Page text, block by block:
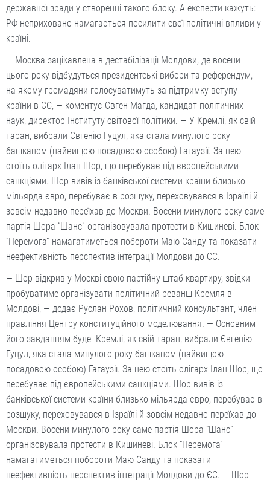
державної зради у створенні такого блоку. А експерти кажуть:
РФ неприховано намагається посилити свої політичні впливи у
країні.
— Москва зацікавлена в дестабілізації Молдови, де восени
цього року відбудуться президентські вибори та референдум,
на якому громадяни голосуватимуть за підтримку вступу
країни в ЄС, — коментує Євген Магда, кандидат політичних
наук, директор Інституту світової політики. — У Кремлі, як свій
таран, вибрали Євгенію Гуцул, яка стала минулого року
башканом (найвищою посадовою особою) Гагаузії. За нею
стоїть олігарх Ілан Шор, що перебуває під європейськими
санкціями. Шор вивів із банківської системи країни близько
мільярда євро, перебуває в розшуку, переховувався в Ізраїлі й
зовсім недавно переїхав до Москви. Восени минулого року саме
партія Шора “Шанс” організовувала протести в Кишиневі. Блок
“Перемога” намагатиметься побороти Маю Санду та показати
неефективність перспектив інтеграції Молдови до ЄС.
— Шор відкрив у Москві свою партійну штаб-квартиру, звідки
пробуватиме організувати політичний реванш Кремля в
Молдові, — додає Руслан Рохов, політичний консультант, член
правління Центру конституційного моделювання. — Основним
його завданням буде Кремлі, як свій таран, вибрали Євгенію
Гуцул, яка стала минулого року башканом (найвищою
посадовою особою) Гагаузії. За нею стоїть олігарх Ілан Шор, що
перебуває під європейськими санкціями. Шор вивів із
банківської системи країни близько мільярда євро, перебуває в
розшуку, переховувався в Ізраїлі й зовсім недавно переїхав до
Москви. Восени минулого року саме партія Шора “Шанс”
організовувала протести в Кишиневі. Блок “Перемога”
намагатиметься побороти Маю Санду та показати
неефективність перспектив інтеграції Молдови до ЄС. — Шор